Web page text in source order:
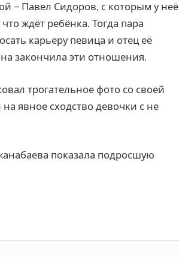
‒ Павел Сидоров, с которым у неё
ждёт ребёнка. Тогда пара
карьеру певица и отец её
закончила эти отношения.
трогательное фото со своей
явное сходство девочки с не
показала подросшую